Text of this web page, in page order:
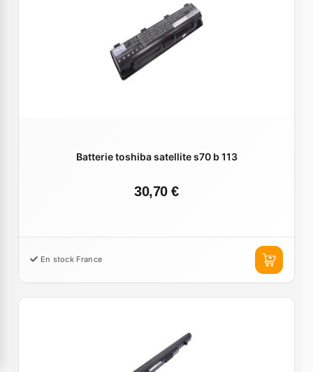
Batterie toshiba satellite s70 b 113
30,70 €
En stock France